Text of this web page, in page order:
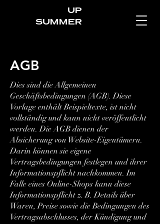
UP
SUMMER
AGB
Dies sind die Allgemeinen
Geschäftsbedingungen (AGB). Diese
Vorlage enthält Beispieltexte, ist nicht
vollständig und kann nicht veröffentlicht
werden. Die AGB dienen der
Absicherung von Website-Eigentümern.
Darin können sie eigene
Vertragsbedingungen festlegen und ihrer
Informationspflicht nachkommen. Im
Falle eines Online-Shops kann diese
Informationspflicht z. B. Details über
Waren, Preise sowie die Bedingungen des
Vertragsabschlusses, der Kündigung und